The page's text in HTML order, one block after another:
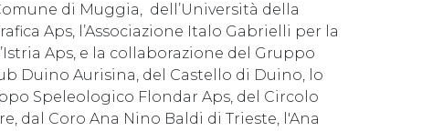
di Muggia, dell’Università della
Aps, l’Associazione Italo Gabrielli per la
Aps, e la collaborazione del Gruppo
Duino Aurisina, del Castello di Duino, lo
Speleologico Flondar Aps, del Circolo
dal Coro Ana Nino Baldi di Trieste, l'Ana